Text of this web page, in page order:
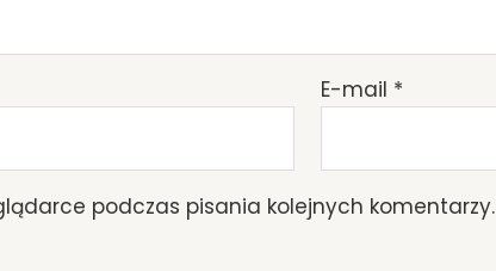
E-mail *
podczas pisania kolejnych komentarzy.